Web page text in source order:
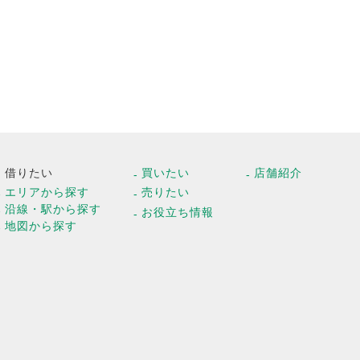
借りたい
エリアから探す
沿線・駅から探す
地図から探す
買いたい
売りたい
お役立ち情報
店舗紹介